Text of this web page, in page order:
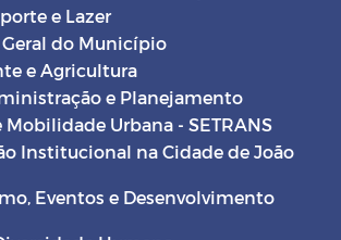
e Lazer
do Município
e Agricultura
e Planejamento
Mobilidade Urbana - SETRANS
Institucional na Cidade de João
Eventos e Desenvolvimento